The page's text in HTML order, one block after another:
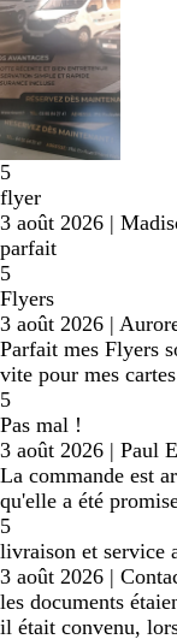
5
flyer
3 août 2026 |
parfait
5
Flyers
3 août 2026 |
Parfait mes Flyers
vite pour mes
5
Pas mal !
3 août 2026 | Paul
La commande est
qu'elle a été
5
livraison et service
3 août 2026 |
les documents
il était convenu,